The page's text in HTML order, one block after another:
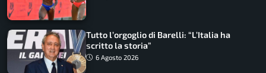
Tutto l’orgoglio di Barelli: “L’Italia ha
scritto la storia”
6 Agosto 2026